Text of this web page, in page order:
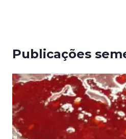
Publicações